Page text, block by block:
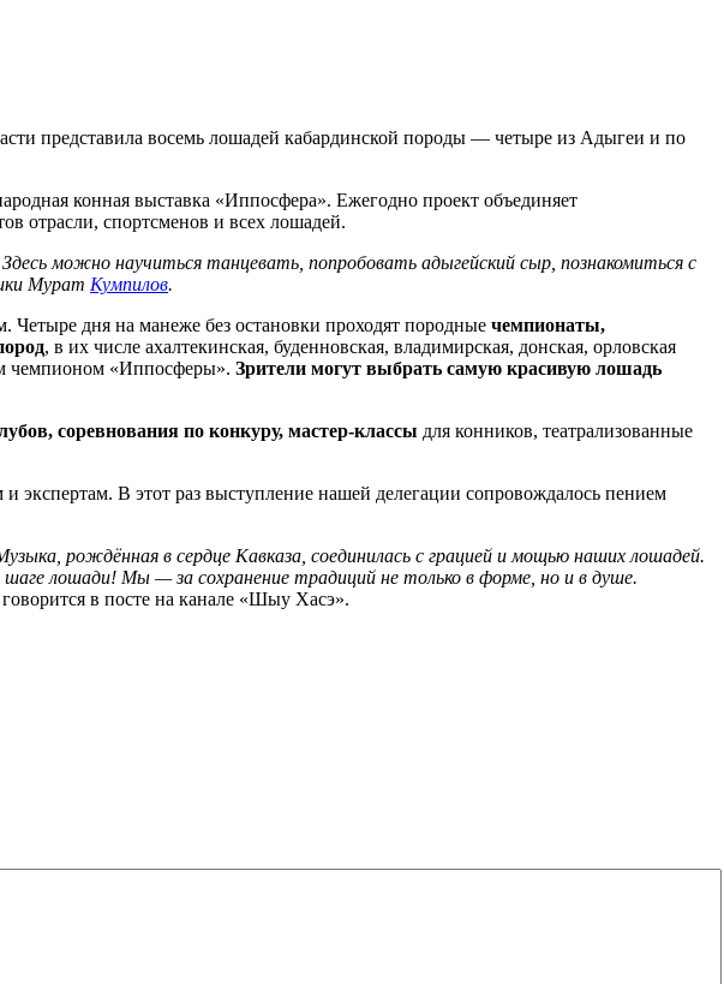
представила восемь лошадей кабардинской породы — четыре из Адыгеи и по
конная выставка «Иппосфера». Ежегодно проект объединяет
отрасли, спортсменов и всех лошадей.
можно научиться танцевать, попробовать адыгейский сыр, познакомиться с
Мурат Кумпилов.
дня на манеже без остановки проходят породные чемпионаты,
, в их числе ахалтекинская, буденновская, владимирская, донская, орловская
чемпионом «Иппосферы». Зрители могут выбрать самую красивую лошадь
соревнования по конкуру, мастер-классы для конников, театрализованные
экспертам. В этот раз выступление нашей делегации сопровождалось пением
рождённая в сердце Кавказа, соединилась с грацией и мощью наших лошадей.
лошади! Мы — за сохранение традиций не только в форме, но и в душе.
говорится в посте на канале «Шыу Хасэ».